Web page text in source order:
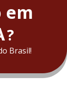
em
?
Brasil!